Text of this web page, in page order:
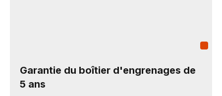
Garantie du boîtier d'engrenages de
5 ans